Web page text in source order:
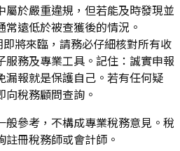
於嚴重違規，但若能及時發現並
遠低於被查獲後的情況。
將來臨，請務必仔細核對所有收
服務及專業工具。記住：誠實申報
漏報就是保護自己。若有任何疑
稅務顧問查詢。
般參考，不構成專業稅務意見。稅
冊稅務師或會計師。